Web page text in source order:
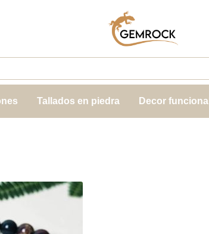
Tallados en piedra Decor funcional